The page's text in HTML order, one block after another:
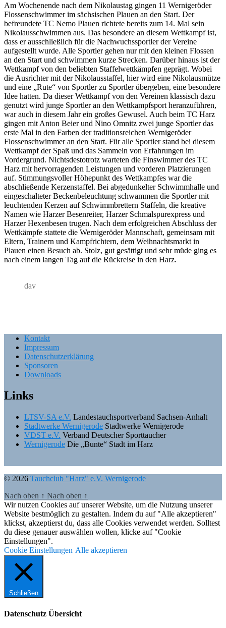
Am Wochenende nach dem Nikolaustag gingen 11 Wernigeröder
Flossenschwimmer im sächsischen Plauen an den Start. Der
befreundete TC Nemo Plauen richtete bereits zum 14. Mal sein
Nikolausschwimmen aus. Das besondere an diesem Wettkampf ist,
dass er ausschließlich für die Nachwuchssportler der Vereine
aufgestellt wurde. Alle Sportler gehen nur mit den kleinen Flossen
an den Start und schwimmen kurze Strecken. Darüber hinaus ist der
Wettkampf von den beliebten Staffelwettkämpfen geprägt. Wobei
die Ausrichter mit der Nikolausstaffel, hier wird eine Nikolausmütze
und eine „Rute“ von Sportler zu Sportler übergeben, eine besondere
Idee hatten. Da dieser Wettkampf von den Vereinen klassisch dazu
genutzt wird junge Sportler an den Wettkampfsport heranzuführen,
war auch in diesem Jahr ein großes Gewusel. Auch beim TC Harz
gingen mit Anton Beier und Nino Omnitz zwei junge Sportler das
erste Mal in den Farben der traditionsreichen Wernigeröder
Flossenschwimmer an den Start. Für alle Sportler stand bei diesem
Wettkampf der Spaß und das Sammeln von Erfahrungen im
Vordergrund. Nichtsdestotrotz warteten die Finswimmer des TC
Harz mit hervorragenden Leistungen und vorderen Platzierungen
auf. Stimmungsvoller Höhepunkt des Wettkampfes war die
abschließende Kerzenstaffel. Bei abgedunkelter Schwimmhalle und
eingeschalteter Beckenbeleuchtung schwammen die Sportler mit
leuchtenden Kerzen auf Schwimmbrettern Staffeln, die kreative
Namen wie Harzer Besenreiter, Harzer Schmalspurexpress und
Harzer Hexenbesen trugen. Nach dem erfolgreichen Abschluss der
Wettkämpfe stattete die Wernigeröder Mannschaft, gemeinsam mit
Eltern, Trainern und Kampfrichtern, dem Weihnachtsmarkt in
Plauen einen Besuch ab. Stolz, gut gesättigt und sehr müde ging es
nach einem langen Tag auf die Rückreise in den Harz.
dav
Kontakt
Impressum
Datenschutzerklärung
Sponsoren
Downloads
Links
LTSV-SA e.V. Landestauchsportverband Sachsen-Anhalt
Stadtwerke Wernigerode Stadtwerke Wernigerode
VDST e.V. Verband Deutscher Sporttaucher
Wernigerode Die „Bunte“ Stadt im Harz
© 2026 Tauchclub "Harz" e.V. Wernigerode
Nach oben ↑ Nach oben ↑
Wir nutzen Cookies auf unserer Website, um die Nutzung unserer
Website bestmöglich zu gestalten. Indem du auf "Alle akzeptieren"
klickst, akzeptierst du, dass alle Cookies verwendet werden. Solltest
du diese genauer auswählen wollen, klicke auf "Cookie
Einstellungen".
Cookie Einstellungen Alle akzeptieren
Schließen
Datenschutz Übersicht